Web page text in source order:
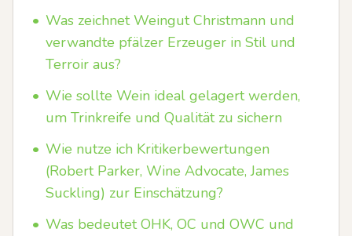
• Was zeichnet Weingut Christmann und
verwandte pfälzer Erzeuger in Stil und
Terroir aus?
• Wie sollte Wein ideal gelagert werden,
um Trinkreife und Qualität zu sichern
• Wie nutze ich Kritikerbewertungen
(Robert Parker, Wine Advocate, James
Suckling) zur Einschätzung?
• Was bedeutet OHK, OC und OWC und